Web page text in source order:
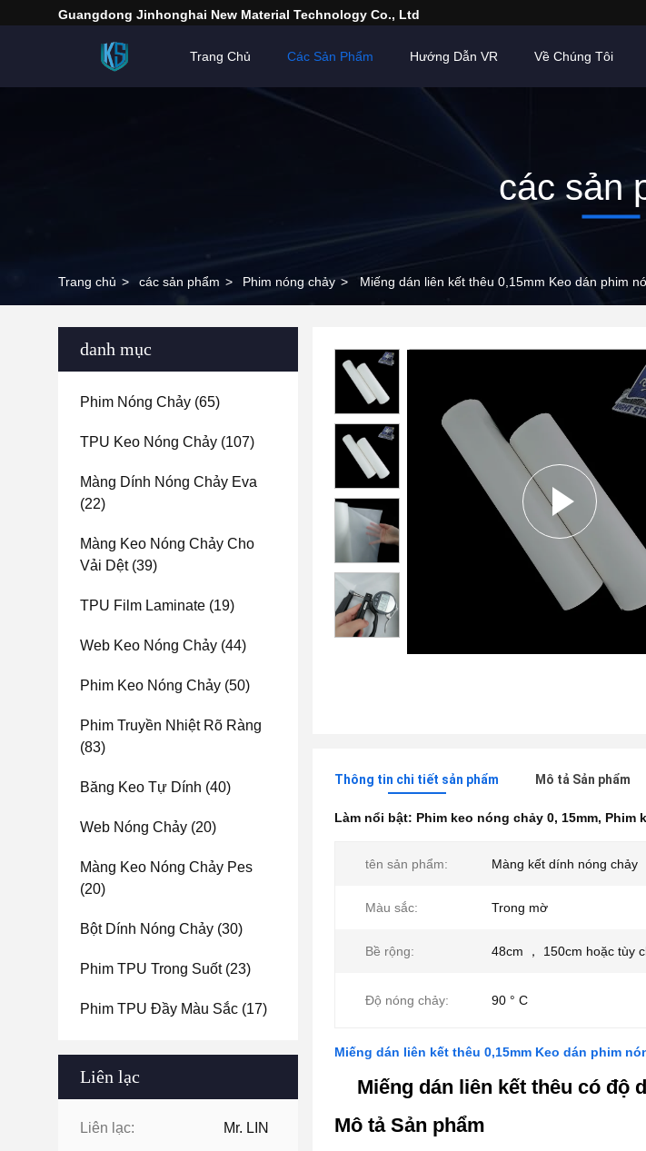
Guangdong Jinhonghai New Material Technology Co., Ltd
Trang Chủ Các Sản Phẩm Hướng Dẫn VR Về Chúng Tôi
các sản
Trang chủ > các sản phẩm > Phim nóng chảy > Miếng dán liên kết thêu 0,15mm Keo dán phim
danh mục
Phim Nóng Chảy (65)
TPU Keo Nóng Chảy (107)
Màng Dính Nóng Chảy Eva
(22)
Màng Keo Nóng Chảy Cho
Vải Dệt(39)
TPU Film Laminate (19)
Web Keo Nóng Chảy (44)
Phim Keo Nóng Chảy (50)
Phim Truyền Nhiệt Rõ Ràng
(83)
Băng Keo Tự Dính (40)
Web Nóng Chảy (20)
Màng Keo Nóng Chảy Pes
(20)
Bột Dính Nóng Chảy (30)
Phim TPU Trong Suốt(23)
Phim TPU Đầy Màu Sắc (17)
Liên lạc
Liên lạc: Mr. LIN
Thông tin chi tiết sản phẩm Mô tả Sản phẩm
Làm nổi bật: Phim keo nóng chảy 0, 15mm, Phim
tên sản phẩm: Màng kết dính nóng chảy
Màu sắc: Trong mờ
Bề rộng: 48cm ， 150cm hoặc tùy
Độ nóng chảy: 90 ° C
Miếng dán liên kết thêu 0,15mm Keo dán phim
Miếng dán liên kết thêu có độ
Mô tả Sản phẩm